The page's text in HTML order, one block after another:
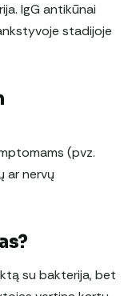
IgG antikūnai
stadijoje
(pvz.
ar nervų
su bakterija, bet